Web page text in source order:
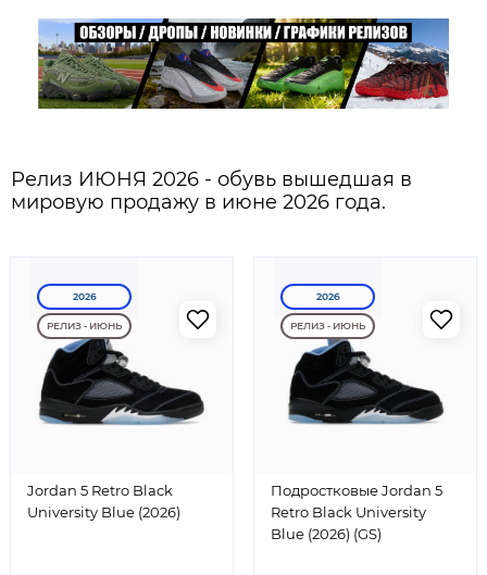
Релиз ИЮНЯ 2026 - обувь вышедшая в
мировую продажу в июне 2026 года.
2026
РЕЛИЗ - ИЮНЬ
Jordan 5 Retro Black
University Blue (2026)
2026
РЕЛИЗ - ИЮНЬ
Подростковые Jordan 5
Retro Black University
Blue (2026) (GS)